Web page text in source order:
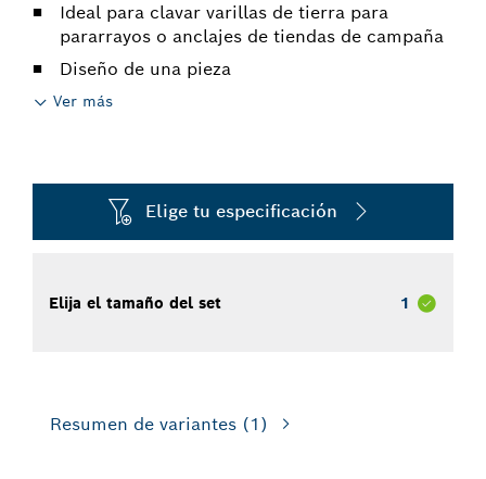
Ideal para clavar varillas de tierra para
pararrayos o anclajes de tiendas de campaña
Diseño de una pieza
Ver más
Elige tu especificación
Elija el tamaño del set 1
Resumen de variantes (1)